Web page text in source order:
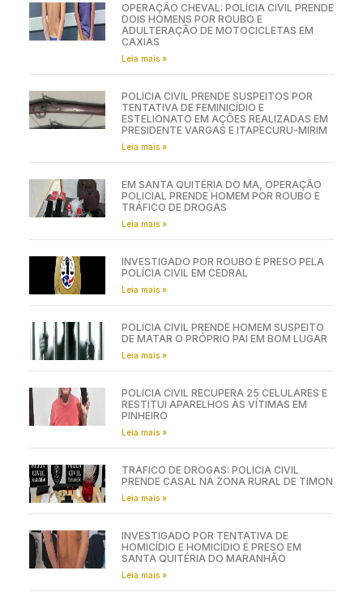
OPERAÇÃO CHEVAL: POLÍCIA CIVIL PRENDE
DOIS HOMENS POR ROUBO E
ADULTERAÇÃO DE MOTOCICLETAS EM
CAXIAS
Leia mais »
POLÍCIA CIVIL PRENDE SUSPEITOS POR
TENTATIVA DE FEMINICÍDIO E
ESTELIONATO EM AÇÕES REALIZADAS EM
PRESIDENTE VARGAS E ITAPECURU-MIRIM
Leia mais »
EM SANTA QUITÉRIA DO MA, OPERAÇÃO
POLICIAL PRENDE HOMEM POR ROUBO E
TRÁFICO DE DROGAS
Leia mais »
INVESTIGADO POR ROUBO É PRESO PELA
POLÍCIA CIVIL EM CEDRAL
Leia mais »
POLÍCIA CIVIL PRENDE HOMEM SUSPEITO
DE MATAR O PRÓPRIO PAI EM BOM LUGAR
Leia mais »
POLÍCIA CIVIL RECUPERA 25 CELULARES E
RESTITUI APARELHOS ÀS VÍTIMAS EM
PINHEIRO
Leia mais »
TRÁFICO DE DROGAS: POLÍCIA CIVIL
PRENDE CASAL NA ZONA RURAL DE TIMON
Leia mais »
INVESTIGADO POR TENTATIVA DE
HOMICÍDIO E HOMICÍDIO É PRESO EM
SANTA QUITÉRIA DO MARANHÃO
Leia mais »